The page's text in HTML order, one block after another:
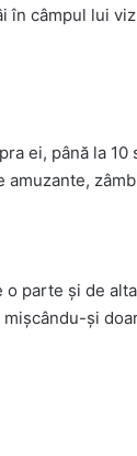
în câmpul lui
ei, până la
parte și de
și